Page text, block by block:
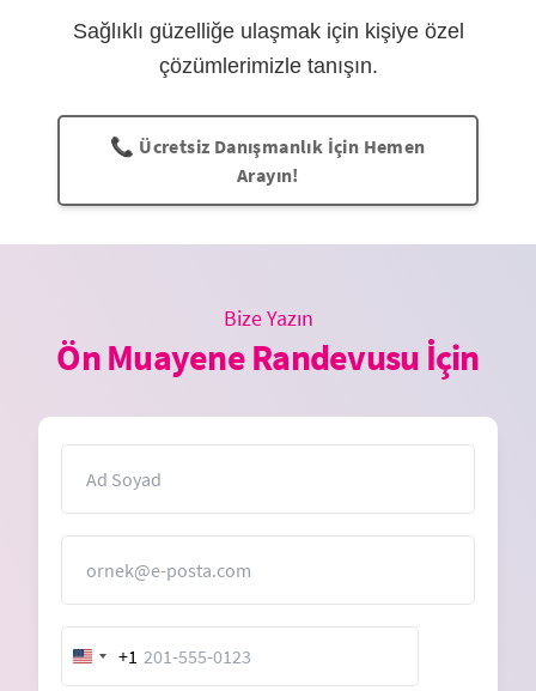
Sağlıklı güzelliğe ulaşmak için kişiye özel
çözümlerimizle tanışın.
📞 Ücretsiz Danışmanlık İçin Hemen
Arayın!
Bize Yazın
Ön Muayene Randevusu İçin
United
+1